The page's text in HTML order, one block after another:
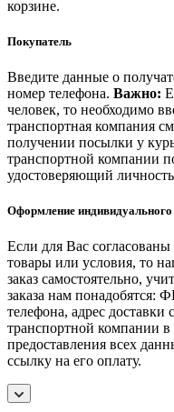
корзине.
Покупатель
Введите данные о
номер телефона. Важно:
человек, то необходимо
транспортная компания
получении посылки у
транспортной компании
удостоверяющий
Оформление индивидуального
Если для Вас
товары или условия, то
заказ самостоятельно,
заказа нам понадобятся:
телефона, адрес
транспортной компании
предоставления всех
ссылку на его оплату.